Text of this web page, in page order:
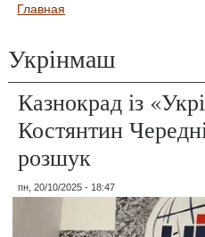
Вы здесь
Главная
Укрінмаш
Казнокрад із
Костянтин
розшук
пн, 20/10/2025 - 18:47